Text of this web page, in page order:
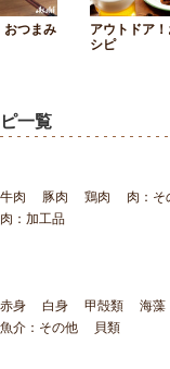
おつまみ
アウトドア
シピ
一覧
牛肉 豚肉 鶏肉
肉：そ
肉：加工品
赤身 白身 甲殻類
海藻
魚介：その他
貝類